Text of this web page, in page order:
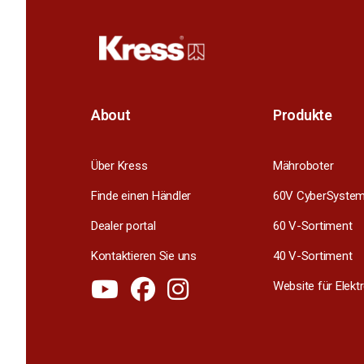
About
Über Kress
Finde einen Händler
Dealer portal
Kontaktieren Sie uns
Produkte
Mähroboter
60V CyberSystem
60 V-Sortiment
40 V-Sortiment
Website für